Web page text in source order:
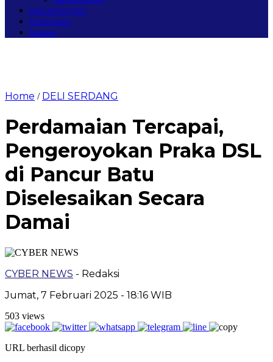
MEGAPOLITAN
PERISTIWA
Redaksi
Home / DELI SERDANG
Perdamaian Tercapai,
Pengeroyokan Praka DSL
di Pancur Batu
Diselesaikan Secara
Damai
CYBER NEWS - Redaksi
Jumat, 7 Februari 2025 - 18:16 WIB
503 views
URL berhasil dicopy